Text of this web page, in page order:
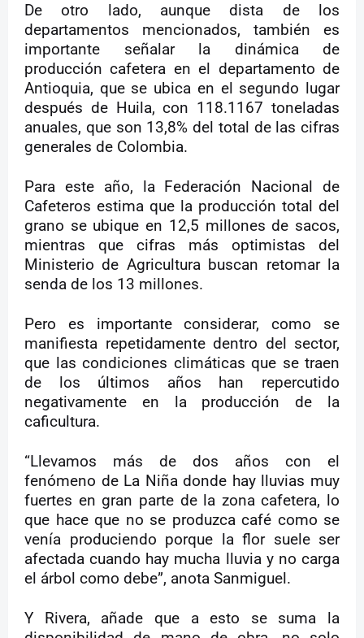
De otro lado, aunque dista de los
departamentos mencionados, también es
importante señalar la dinámica de
producción cafetera en el departamento de
Antioquia, que se ubica en el segundo lugar
después de Huila, con 118.1167 toneladas
anuales, que son 13,8% del total de las cifras
generales de Colombia.
Para este año, la Federación Nacional de
Cafeteros estima que la producción total del
grano se ubique en 12,5 millones de sacos,
mientras que cifras más optimistas del
Ministerio de Agricultura buscan retomar la
senda de los 13 millones.
Pero es importante considerar, como se
manifiesta repetidamente dentro del sector,
que las condiciones climáticas que se traen
de los últimos años han repercutido
negativamente en la producción de la
caficultura.
“Llevamos más de dos años con el
fenómeno de La Niña donde hay lluvias muy
fuertes en gran parte de la zona cafetera, lo
que hace que no se produzca café como se
venía produciendo porque la flor suele ser
afectada cuando hay mucha lluvia y no carga
el árbol como debe”, anota Sanmiguel.
Y Rivera, añade que a esto se suma la